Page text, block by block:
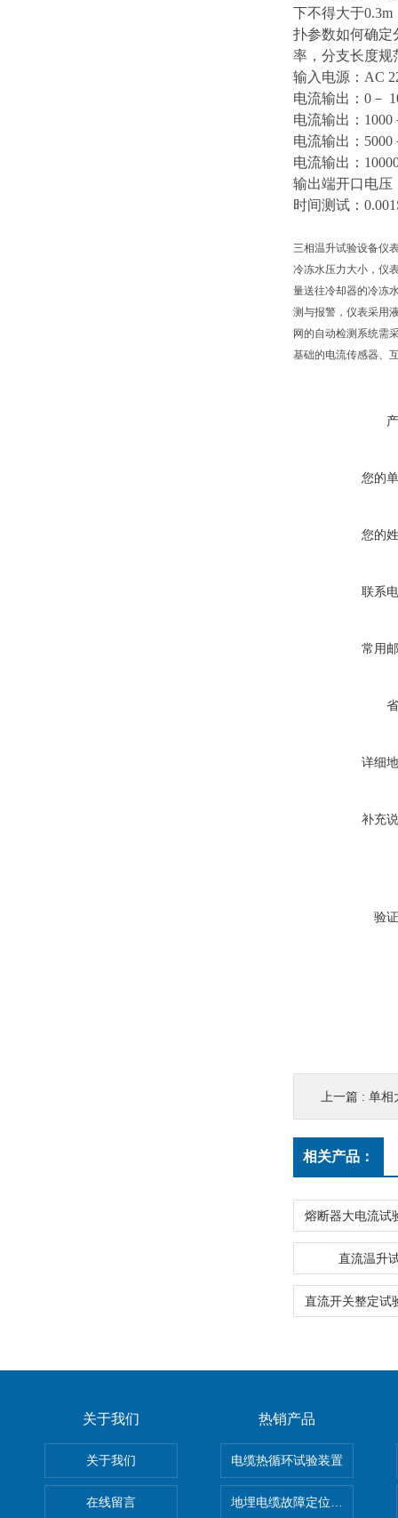
下不得大于
扑参数如何确定
率，分支长度规
输入电源： AC
电流输出： 0－
电流输出：
电流输出：
电流输出：
输出端开口电压
时间测试：
三相温升试验设备仪
冷冻水压力大小，仪
量送往冷却器的冷冻
测与报警，仪表采用
网的自动检测系统需
基础的电流传感器、
您的
您的
联系
常用
详细
补充
验
上一篇 : 单相
相关产品：
直流温升
关于我们
关于我们
在线留言
热销产品
电缆热循环试验装置
地埋电缆故障定位仪 地下电